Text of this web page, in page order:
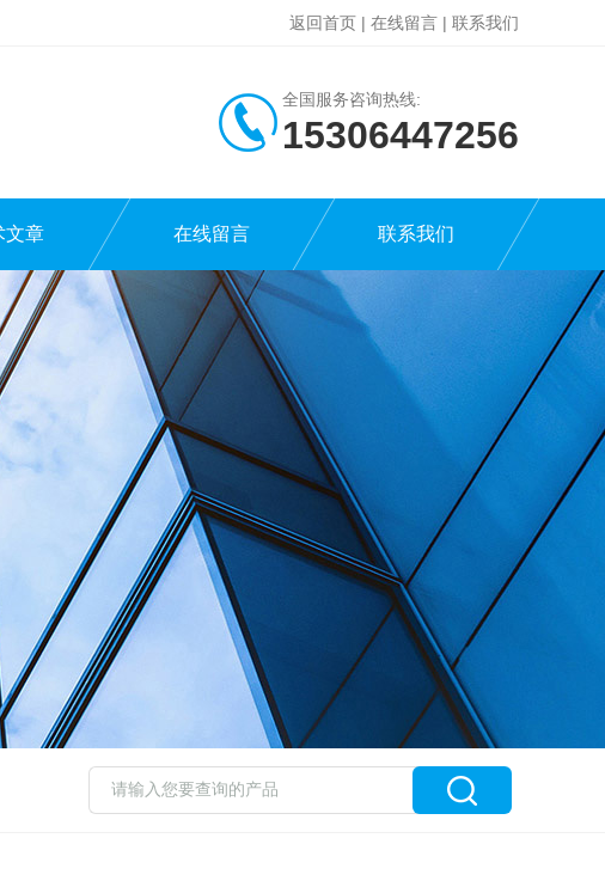
返回首页 | 在线留言 | 联系我们
全国服务咨询热线:
15306447256
文章 在线留言 联系我们